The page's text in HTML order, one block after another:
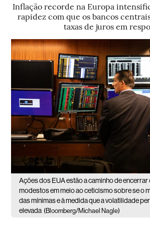
Inflação recorde na Europa
rapidez com que os bancos
taxas de juros em
Ações dos EUA estão a caminho de
modestos em meio ao ceticismo sobre se o
das mínimas e à medida que a volatilidade
elevada (Bloomberg/Michael Nagle)